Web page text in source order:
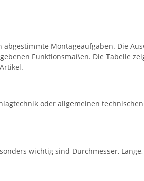
Montageaufgaben. Die
Funktionsmaßen. Die Tabelle
oder allgemeinen
wichtig sind Durchmesser,